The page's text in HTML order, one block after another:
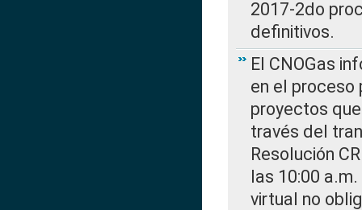
2017-2do
definitivos.
El CNOGas
en el proceso
proyectos
través del
Resolución
las 10:00
virtual no